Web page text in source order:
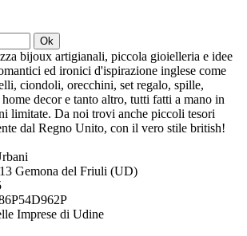
Ok
bijoux artigianali, piccola gioielleria e idee
ed ironici d'ispirazione inglese come
ciondoli, orecchini, set regalo, spille,
decor e tanto altro, tutti fatti a mano in
limitate. Da noi trovi anche piccoli tesori
dal Regno Unito, con il vero stile british!
Gemona del Friuli (UD)
Imprese di Udine